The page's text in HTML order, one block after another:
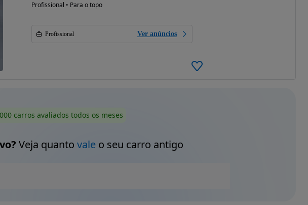
Profissional • Para o topo
Profissional Ver anúncios
carros avaliados todos os meses
Veja quanto valeo seu carro antigo